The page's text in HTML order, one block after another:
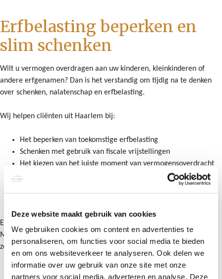
Deze website maakt gebruik van cookies
We gebruiken cookies om content en advertenties te
personaliseren, om functies voor social media te bieden
en om ons websiteverkeer te analyseren. Ook delen we
informatie over uw gebruik van onze site met onze
partners voor social media, adverteren en analyse. Deze
Erfbelasting beperken en
slim schenken
Wilt u vermogen overdragen aan uw kinderen, kleinkinderen of
andere erfgenamen? Dan is het verstandig om tijdig na te denken
over schenken, nalatenschap en erfbelasting.
Wij helpen cliënten uit Haarlem bij:
Het beperken van toekomstige erfbelasting
Schenken met gebruik van fiscale vrijstellingen
Het kiezen van het juiste moment van vermogensoverdracht
Het bewaken van uw eigen financiële zekerheid
Het voorkomen van onverwachte fiscale gevolgen voor
Een goed schenkingsplan draait niet alleen om belastingbesparing.
Minstens zo belangrijk is dat u alleen vermogen overdraagt dat u
zelf echt kunt missen.